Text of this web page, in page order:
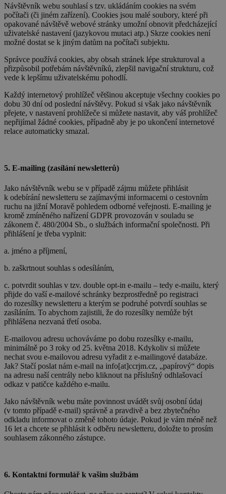
Návštěvník webu souhlasí s tzv. ukládáním cookies na svém
počítači (či jiném zařízení). Cookies jsou malé soubory, které při
opakované návštěvě webové stránky umožní obnovit předcházející
uživatelské nastavení (jazykovou mutaci atp.) Skrze cookies není
možné dostat se k jiným datům na počítači subjektu.
Správce používá cookies, aby obsah stránek lépe strukturoval a
přizpůsobil potřebám návštěvníků, zlepšil navigační strukturu, což
vede k lepšímu uživatelskému pohodlí.
Každý internetový prohlížeč většinou akceptuje všechny cookies po
dobu 30 dní od poslední návštěvy. Pokud si však jako návštěvník
přejete, v nastavení prohlížeče si můžete nastavit, aby váš prohlížeč
nepřijímal žádné cookies, případně aby je po ukončení internetové
relace automaticky smazal.
5. E-mailing (zasílání newsletterů)
Jako návštěvník webu se v případě zájmu můžete přihlásit
k odebírání newsletteru se zajímavými informacemi o cestovním
ruchu na jižní Moravě pohledem odborné veřejnosti. E-mailing je
kromě zmíněného nařízení GDPR provozován v souladu se
zákonem č. 480/2004 Sb., o službách informační společnosti. Při
přihlášení je třeba vyplnit:
a. jméno a příjmení,
b. zaškrtnout souhlas s odesíláním,
c. potvrdit souhlas v tzv. double opt-in e-mailu – tedy e-mailu, který
přijde do vaší e-mailové schránky bezprostředně po registraci
do rozesílky newsletteru a kterým se podruhé potvrdí souhlas se
zasíláním. To abychom zajistili, že do rozesílky nemůže být
přihlášena nezvaná třetí osoba.
E-mailovou adresu uchováváme po dobu rozesílky e-mailu,
minimálně po 3 roky od 25. května 2018. Kdykoliv si můžete
nechat svou e-mailovou adresu vyřadit z e-mailingové databáze.
Jak? Stačí poslat nám e-mail na info[at]ccrjm.cz, „papírový“ dopis
na adresu naší centrály nebo kliknout na příslušný odhlašovací
odkaz v patičce každého e-mailu.
Jako návštěvník webu máte povinnost uvádět svůj osobní údaj
(v tomto případě e-mail) správně a pravdivě a bez zbytečného
odkladu informovat o změně tohoto údaje. Pokud je vám méně než
16 let a chcete se přihlásit k odběru newsletteru, doložte to prosím
souhlasem zákonného zástupce.
6. Kontaktní formulář k vašim službám